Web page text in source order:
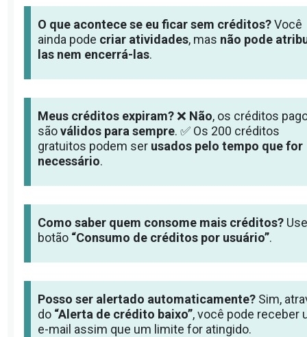
O que acontece se eu ficar sem créditos?Você
ainda pode criar atividades, mas não pode
las nem encerrá-las.
Meus créditos expiram?❌ Não, os créditos
sãoválidos para sempre. ✅ Os 200 créditos
gratuitos podem ser usados pelo tempo que for
necessário.
Como saber quem consome mais créditos?
botão “Consumo de créditos por usuário”.
Posso ser alertado automaticamente? Sim,
do “Alerta de crédito baixo”, você pode receber
e-mail assim que um limite for atingido.